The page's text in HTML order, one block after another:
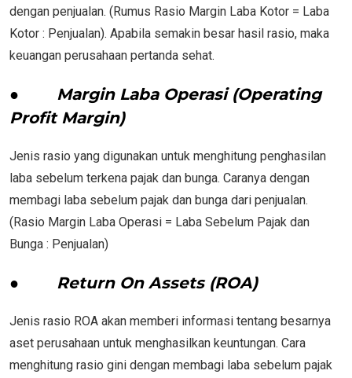
dengan penjualan. (Rumus Rasio Margin Laba Kotor = Laba
Kotor : Penjualan). Apabila semakin besar hasil rasio, maka
keuangan perusahaan pertanda sehat.
●
Margin Laba Operasi (Operating
Profit Margin)
Jenis rasio yang digunakan untuk menghitung penghasilan
laba sebelum terkena pajak dan bunga. Caranya dengan
membagi laba sebelum pajak dan bunga dari penjualan.
(Rasio Margin Laba Operasi = Laba Sebelum Pajak dan
Bunga : Penjualan)
● Return On Assets (ROA)
Jenis rasio ROA akan memberi informasi tentang besarnya
aset perusahaan untuk menghasilkan keuntungan. Cara
menghitung rasio gini dengan membagi laba sebelum pajak